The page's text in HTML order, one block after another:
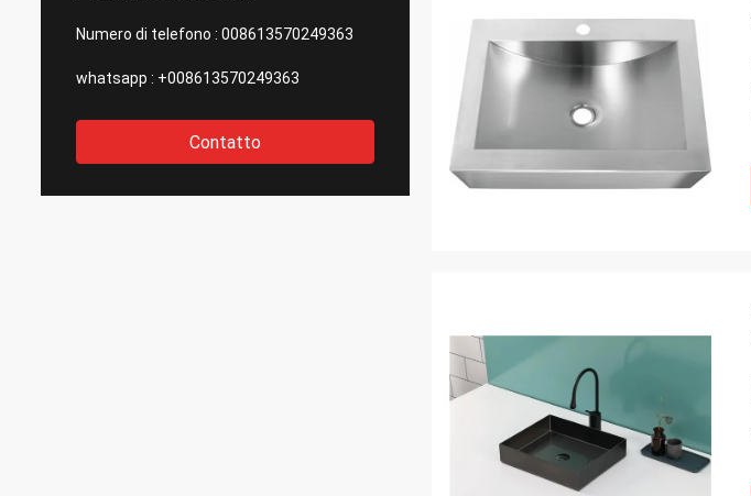
Numero di telefono : 008613570249363
whatsapp : +008613570249363
Contatto